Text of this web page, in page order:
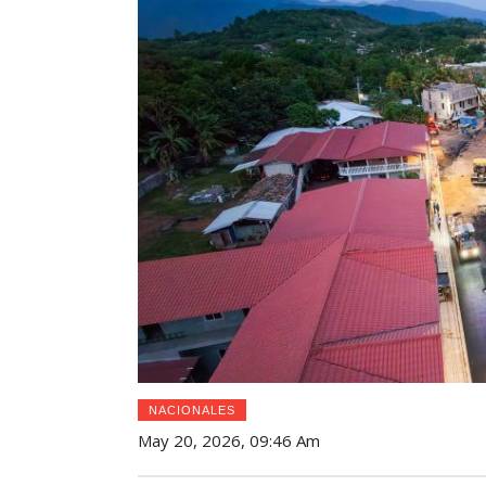
NACIONALES
May 20, 2026, 09:46 Am